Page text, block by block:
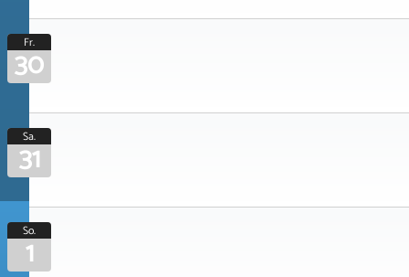
Fr.
30
Sa.
31
So.
1